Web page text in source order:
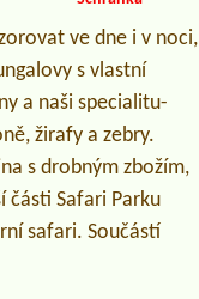
ve dne i v noci,
s vlastní
a naši specialitu-
žirafy a zebry.
s drobným zbožím,
části Safari Parku
safari. Součástí